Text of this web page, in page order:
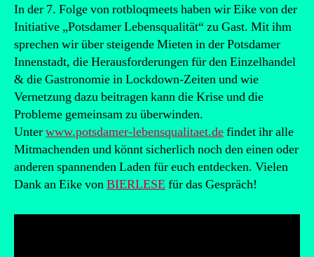
In der 7. Folge von rotbloqmeets haben wir Eike von der
Initiative „Potsdamer Lebensqualität“ zu Gast. Mit ihm
sprechen wir über steigende Mieten in der Potsdamer
Innenstadt, die Herausforderungen für den Einzelhandel
& die Gastronomie in Lockdown-Zeiten und wie
Vernetzung dazu beitragen kann die Krise und die
Probleme gemeinsam zu überwinden.
Unterwww.potsdamer-lebensqualitaet.defindet ihr alle
Mitmachenden und könnt sicherlich noch den einen oder
anderen spannenden Laden für euch entdecken. Vielen
Dank an Eike vonBIERLESE für das Gespräch!